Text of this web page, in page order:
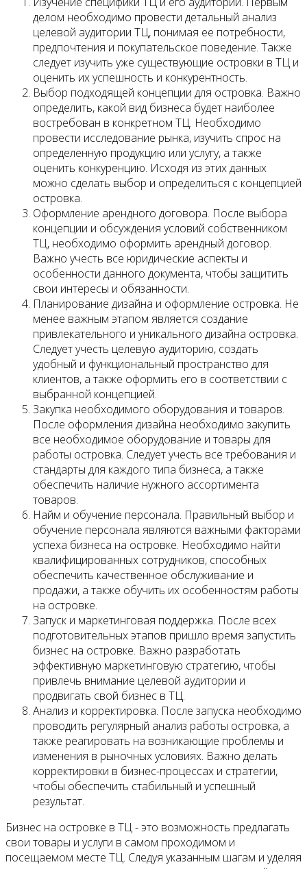
делом необходимо провести детальный анализ
целевой аудитории ТЦ, понимая ее потребности,
предпочтения и покупательское поведение. Также
следует изучить уже существующие островки в ТЦ и
оценить их успешность и конкурентность.
Выбор подходящей концепции для островка. Важно
определить, какой вид бизнеса будет наиболее
востребован в конкретном ТЦ. Необходимо
провести исследование рынка, изучить спрос на
определенную продукцию или услугу, а также
оценить конкуренцию. Исходя из этих данных
можно сделать выбор и определиться с концепцией
островка.
Оформление арендного договора. После выбора
концепции и обсуждения условий собственником
ТЦ, необходимо оформить арендный договор.
Важно учесть все юридические аспекты и
особенности данного документа, чтобы защитить
свои интересы и обязанности.
Планирование дизайна и оформление островка. Не
менее важным этапом является создание
привлекательного и уникального дизайна островка.
Следует учесть целевую аудиторию, создать
удобный и функциональный пространство для
клиентов, а также оформить его в соответствии с
выбранной концепцией.
Закупка необходимого оборудования и товаров.
После оформления дизайна необходимо закупить
все необходимое оборудование и товары для
работы островка. Следует учесть все требования и
стандарты для каждого типа бизнеса, а также
обеспечить наличие нужного ассортимента
товаров.
Найм и обучение персонала. Правильный выбор и
обучение персонала являются важными факторами
успеха бизнеса на островке. Необходимо найти
квалифицированных сотрудников, способных
обеспечить качественное обслуживание и
продажи, а также обучить их особенностям работы
на островке.
Запуск и маркетинговая поддержка. После всех
подготовительных этапов пришло время запустить
бизнес на островке. Важно разработать
эффективную маркетинговую стратегию, чтобы
привлечь внимание целевой аудитории и
продвигать свой бизнес в ТЦ.
Анализ и корректировка. После запуска необходимо
проводить регулярный анализ работы островка, а
также реагировать на возникающие проблемы и
изменения в рыночных условиях. Важно делать
корректировки в бизнес-процессах и стратегии,
чтобы обеспечить стабильный и успешный
результат.
Бизнес на островке в ТЦ - это возможность предлагать
свои товары и услуги в самом проходимом и
посещаемом месте ТЦ. Следуя указанным шагам и уделяя